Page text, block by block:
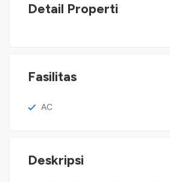
Detail Properti
Fasilitas
AC
Deskripsi